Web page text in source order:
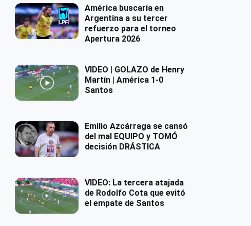
América buscaría en
Argentina a su tercer
refuerzo para el torneo
Apertura 2026
VIDEO | GOLAZO de Henry
Martín | América 1-0
Santos
Emilio Azcárraga se cansó
del mal EQUIPO y TOMÓ
decisión DRÁSTICA
VIDEO: La tercera atajada
de Rodolfo Cota que evitó
el empate de Santos